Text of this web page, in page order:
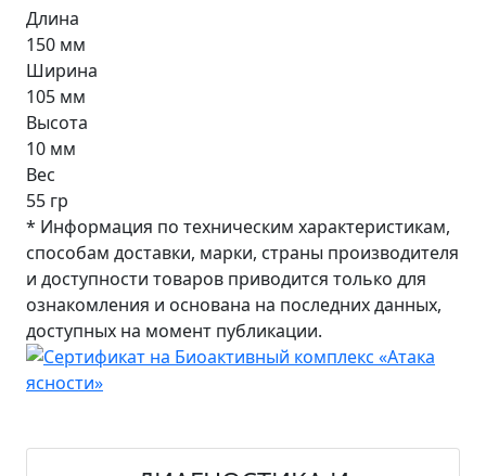
Длина
150 мм
Ширина
105 мм
Высота
10 мм
Вес
55 гр
* Информация по техническим характеристикам,
способам доставки, марки, страны производителя
и доступности товаров приводится только для
ознакомления и основана на последних данных,
доступных на момент публикации.